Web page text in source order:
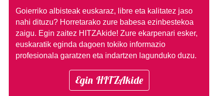
Goierriko albisteak euskaraz, libre eta kalitatez jaso
nahi dituzu? Horretarako zure babesa ezinbestekoa
zaigu. Egin zaitez HITZAkide! Zure ekarpenari esker,
euskaratik eginda dagoen tokiko informazio
profesionala garatzen eta indartzen lagunduko duzu.
Egin HITZAkide